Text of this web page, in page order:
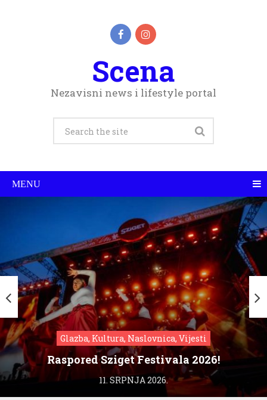
Scena
Nezavisni news i lifestyle portal
MENU
Glazba, Kultura, Naslovnica, Vijesti
Raspored Sziget Festivala 2026!
11. SRPNJA 2026.